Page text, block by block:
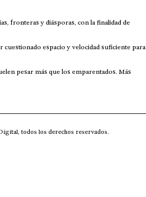
fronteras y diásporas, con la finalidad de
espacio y velocidad suficiente para
pesar más que los emparentados. Más
todos los derechos reservados.